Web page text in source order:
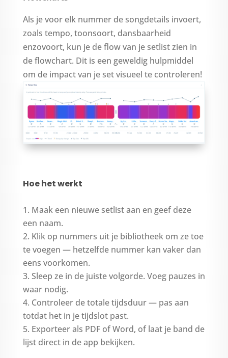
Als je voor elk nummer de songdetails invoert,
zoals tempo, toonsoort, dansbaarheid
enzovoort, kun je de flow van je setlist zien in
de flowchart. Dit is een geweldig hulpmiddel
om de impact van je set visueel te controleren!
Hoe het werkt
Maak een nieuwe setlist aan en geef deze
een naam.
Klik op nummers uit je bibliotheek om ze toe
te voegen — hetzelfde nummer kan vaker dan
eens voorkomen.
Sleep ze in de juiste volgorde. Voeg pauzes in
waar nodig.
Controleer de totale tijdsduur — pas aan
totdat het in je tijdslot past.
Exporteer als PDF of Word, of laat je band de
lijst direct in de app bekijken.